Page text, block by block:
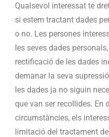
Qualsevol interessat té
si estem tractant dades
o no. Les persones
les seves dades
rectificació de les dades
demanar la seva
les dades ja no siguin
que van ser recollides. En
circumstàncies, els
limitació del tractament